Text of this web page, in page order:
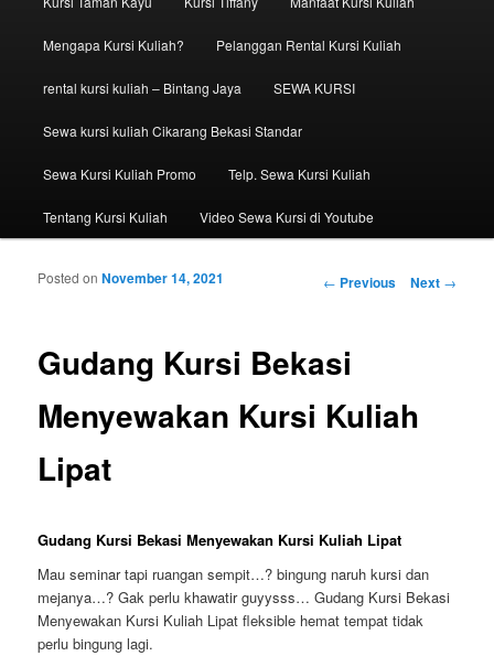
Mengapa Kursi Kuliah? Pelanggan Rental Kursi Kuliah
rental kursi kuliah – Bintang Jaya SEWA KURSI
Sewa kursi kuliah Cikarang Bekasi Standar
Sewa Kursi Kuliah Promo Telp. Sewa Kursi Kuliah
Tentang Kursi Kuliah Video Sewa Kursi di Youtube
Post navigation
← Previous Next →
Gudang Kursi Bekasi
Menyewakan Kursi Kuliah
Lipat
Posted onNovember 14, 2021
Gudang Kursi Bekasi Menyewakan Kursi Kuliah Lipat
Mau seminar tapi ruangan sempit…? bingung naruh kursi dan
mejanya…? Gak perlu khawatir guyysss… Gudang Kursi Bekasi
Menyewakan Kursi Kuliah Lipat fleksible hemat tempat tidak
perlu bingung lagi.